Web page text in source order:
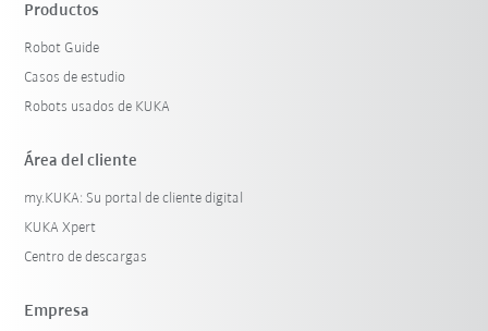
Productos
Robot Guide
Casos de estudio
Robots usados de KUKA
Área del cliente
my.KUKA: Su portal de cliente digital
KUKA Xpert
Centro de descargas
Empresa